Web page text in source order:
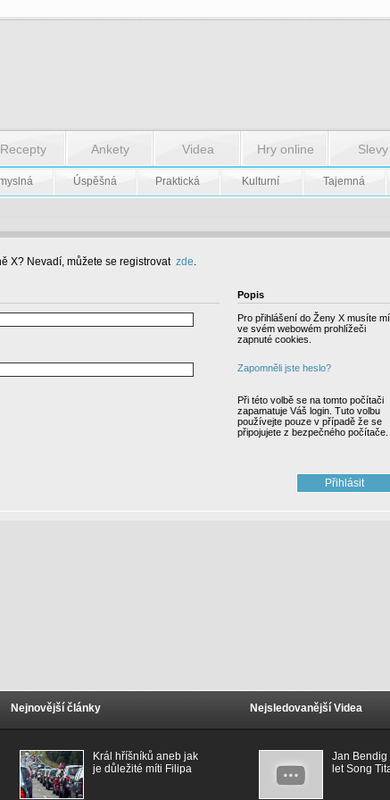
Recepty Ankety Videa Hry online Slevy
Úspěšná Praktická Kulturní Tajemná
X? Nevadí, můžete se registrovat zde.
Popis
Pro přihlášení do Ženy X musíte
ve svém webowém prohlížeči
zapnuté cookies.
Zapomněli jste heslo?
Při této volbě se na tomto počítači
zapamatuje Váš login. Tuto volbu
používejte pouze v případě že se
připojujete z bezpečného počítače.
Nejnovější články
Král hříšníků aneb jak
je důležité míti Filipa
Nejsledovanější Videa
Jan Bendig
let Song